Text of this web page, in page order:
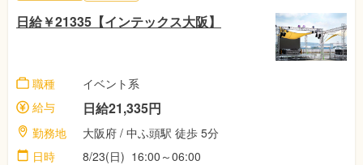
日給￥21335【インテックス大阪】
職種
イベント系
給与
日給21,335円
勤務地
大阪府 / 中ふ頭駅 徒歩 5分
日時
8/23(日) 16:00～06:00